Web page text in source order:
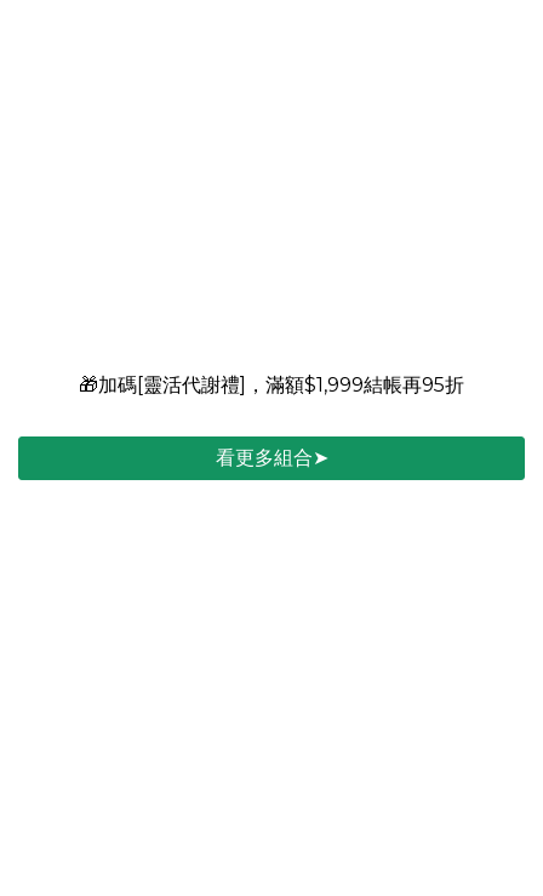
🎁加碼[靈活代謝禮]，滿額$1,999結帳再95折
看更多組合➤